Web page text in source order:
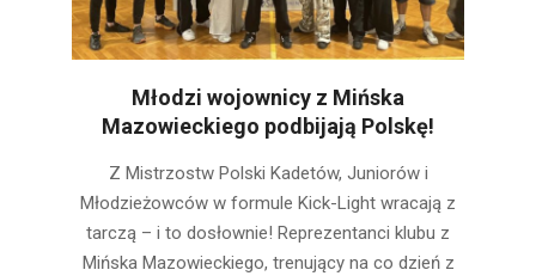
Młodzi wojownicy z Mińska
Mazowieckiego podbijają Polskę!
02
Z Mistrzostw Polski Kadetów, Juniorów i
Młodzieżowców w formule Kick-Light wracają z
tarczą – i to dosłownie! Reprezentanci klubu z
Mińska Mazowieckiego, trenujący na co dzień z